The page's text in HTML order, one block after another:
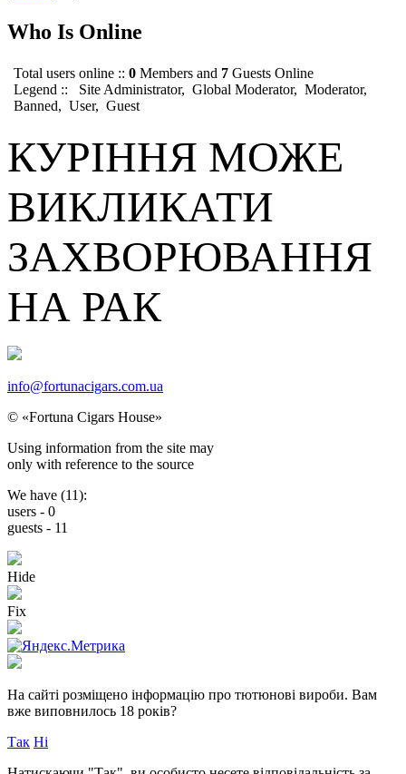
Who Is Online
Total users online :: 0 Members and 7 Guests Online
Legend ::
Site Administrator, Global Moderator, Moderator,
Banned, User, Guest
КУРІННЯ МОЖЕ
ВИКЛИКАТИ
ЗАХВОРЮВАННЯ
НА РАК
info@fortunacigars.com.ua
© «Fortuna Cigars House»
Using information from the site may
only with reference to the source
We have (11):
users - 0
guests - 11
Hide
Fix
На сайті розміщено інформацію про тютюнові вироби. Вам
вже виповнилось 18 років?
Так Ні